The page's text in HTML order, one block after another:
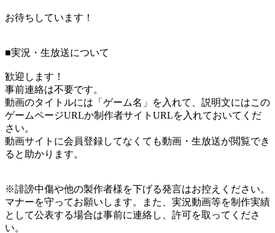
お待ちしています！
■実況・生放送について
歓迎します！
事前連絡は不要です。
動画のタイトルには「ゲーム名」を入れて、説明文にはこの
ゲームページURLか制作者サイトURLを入れておいてくだ
さい。
動画サイトに会員登録してなくても動画・生放送が閲覧でき
ると助かります。
※誹謗中傷や他の製作者様を下げる発言はお控えください。
マナーを守ってお願いします。また、実況動画等を制作実績
として公表する場合は事前に連絡し、許可を取ってくださ
い。